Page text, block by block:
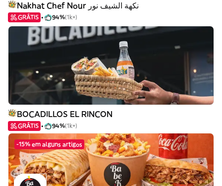
Nakhat Chef Nour نكهة الشيف نور
GRÁTIS 94%(1k+)
BOCADILLOS EL RINCON
GRÁTIS 94%(1k+)
-15% em alguns artigos